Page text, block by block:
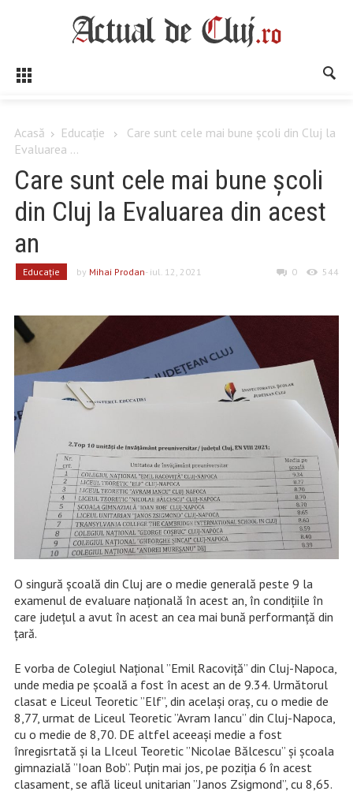
Acasă Educaţie
Care sunt cele mai bune școli din Cluj la
Evaluarea ...
Care sunt cele mai bune școli
din Cluj la Evaluarea din acest
an
Educaţie by Mihai Prodan- iul. 12, 2021 0 544
O singură școală din Cluj are o medie generală peste 9 la
examenul de evaluare națională în acest an, în condițiile în
care județul a avut în acest an cea mai bună performanță din
țară.
E vorba de Colegiul Național ”Emil Racoviță” din Cluj-Napoca,
unde media pe școală a fost în acest an de 9.34. Următorul
clasat e Liceul Teoretic ”Elf”, din același oraș, cu o medie de
8,77, urmat de Liceul Teoretic ”Avram Iancu” din Cluj-Napoca,
cu o medie de 8,70. DE altfel aceeași medie a fost
înregisrtată și la LIceul Teoretic ”Nicolae Bălcescu” și școala
gimnazială ”Ioan Bob”. Puțin mai jos, pe poziția 6 în acest
clasament, se află liceul unitarian ”Janos Zsigmond”, cu 8,65.